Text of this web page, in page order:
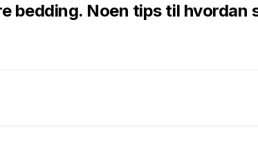
bedding. Noen tips til hvordan